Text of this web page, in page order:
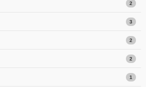
2
3
2
2
1